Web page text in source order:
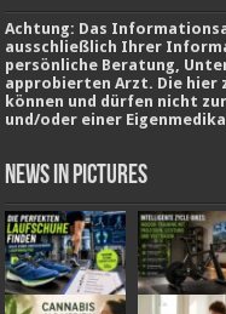
Achtung: Das
ausschließlich Ihrer
persönliche Beratung,
approbierten Arzt. Die
können und dürfen nicht
und/oder einer
News in Pictures